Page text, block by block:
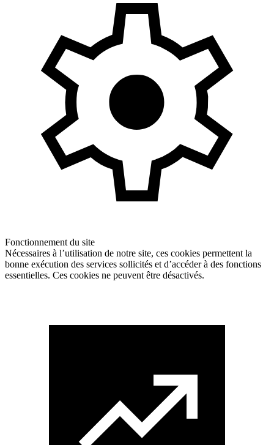
Fonctionnement du site
Nécessaires à l’utilisation de notre site, ces cookies permettent la
bonne exécution des services sollicités et d’accéder à des fonctions
essentielles. Ces cookies ne peuvent être désactivés.